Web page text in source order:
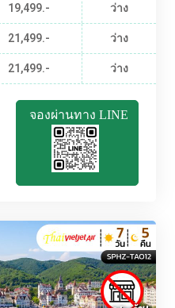
19,499.-
ว่าง
21,499.-
ว่าง
21,499.- ว่าง
จองผ่านทาง LINE